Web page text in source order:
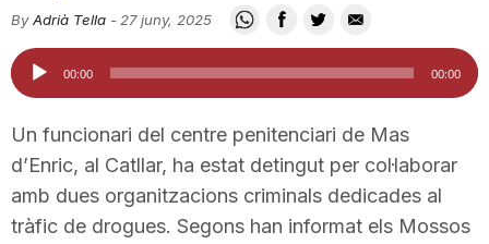
i
t
a
By Adrià Tella - 27 juny, 2025
Reproductor
d'àudio
00:00 00:00
Un funcionari del centre penitenciari de Mas
d’Enric, al Catllar, ha estat detingut per col·laborar
amb dues organitzacions criminals dedicades al
tràfic de drogues. Segons han informat els Mossos